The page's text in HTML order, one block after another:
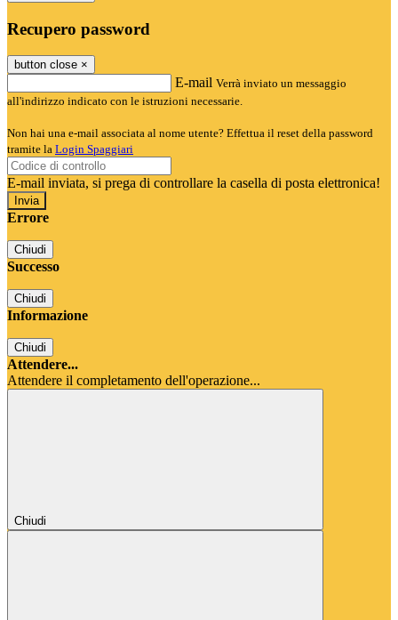
Recupero password
button close ×
E-mail Verrà inviato un messaggio
all'indirizzo indicato con le istruzioni necessarie.
Non hai una e-mail associata al nome utente? Effettua il reset della password
tramite la Login Spaggiari
E-mail inviata, si prega di controllare la casella di posta elettronica!
Errore
Chiudi
Successo
Chiudi
Informazione
Chiudi
Attendere...
Attendere il completamento dell'operazione...
Chiudi